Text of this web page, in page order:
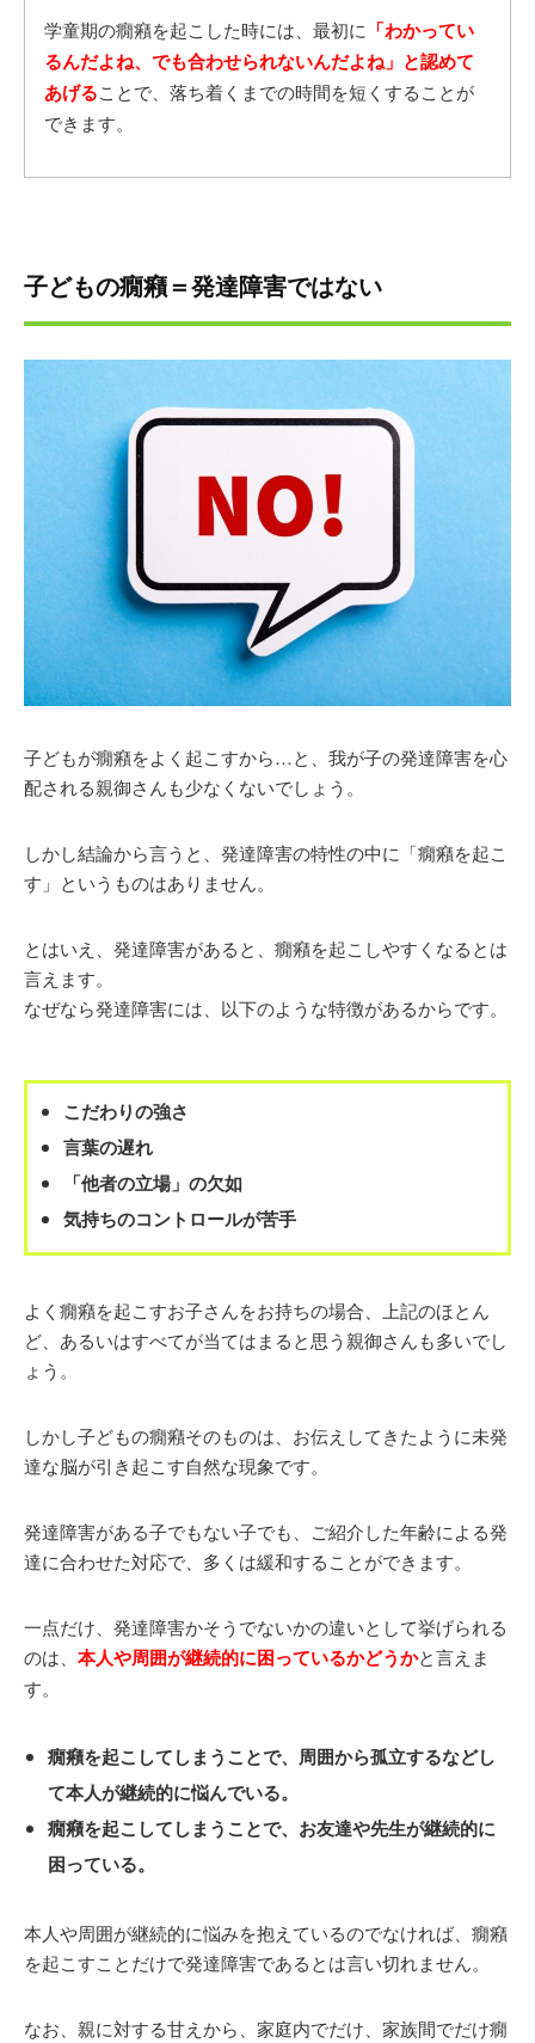
学童期の癇癪を起こした時には、最初に 「わかってい
るんだよね、でも合わせられないんだよね」と認めて
あげることで、落ち着くまでの時間を短くすることが
できます。
子どもの癇癪＝発達障害ではない
子どもが癇癪をよく起こすから…と、我が子の発達障害を心
配される親御さんも少なくないでしょう。
しかし結論から言うと、発達障害の特性の中に「癇癪を起こ
す」というものはありません。
とはいえ、発達障害があると、癇癪を起こしやすくなるとは
言えます。
なぜなら発達障害には、以下のような特徴があるからです。
こだわりの強さ
言葉の遅れ
「他者の立場」の欠如
気持ちのコントロールが苦手
よく癇癪を起こすお子さんをお持ちの場合、上記のほとん
ど、あるいはすべてが当てはまると思う親御さんも多いでし
ょう。
しかし子どもの癇癪そのものは、お伝えしてきたように未発
達な脳が引き起こす自然な現象です。
発達障害がある子でもない子でも、ご紹介した年齢による発
達に合わせた対応で、多くは緩和することができます。
一点だけ、発達障害かそうでないかの違いとして挙げられる
のは、 本人や周囲が継続的に困っているかどうかと言えま
す。
癇癪を起こしてしまうことで、周囲から孤立するなどし
て本人が継続的に悩んでいる。
癇癪を起こしてしまうことで、お友達や先生が継続的に
困っている。
本人や周囲が継続的に悩みを抱えているのでなければ、癇癪
を起こすことだけで発達障害であるとは言い切れません。
なお、親に対する甘えから、家庭内でだけ、家族間でだけ癇